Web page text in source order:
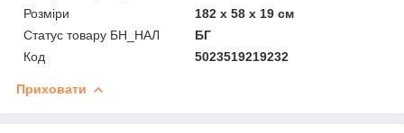
Розміри
182 х 58 х 19 см
Статус товару БН_НАЛ
БГ
Код
5023519219232
Приховати